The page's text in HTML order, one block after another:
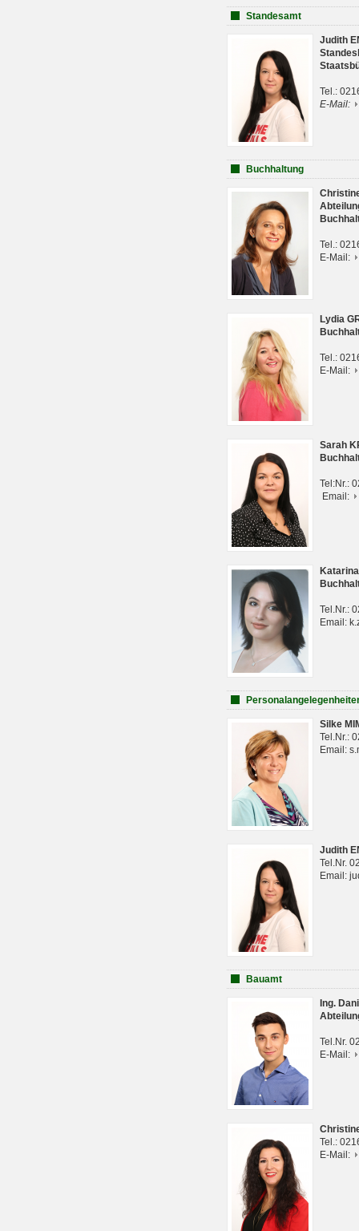
Standesamt
Judith
Tel.:
E-Mail:
Buchhaltung
Tel.:
E-Mail:
Lydia
Tel.:
E-Mail:
Sarah
Tel:Nr.:
Email:
Tel.Nr.:
Email:
Silke
Tel.Nr.:
Email:
Judith
Tel.Nr.
Email:
Bauamt
Ing.
Tel.Nr.
E-Mail:
Tel.:
E-Mail: